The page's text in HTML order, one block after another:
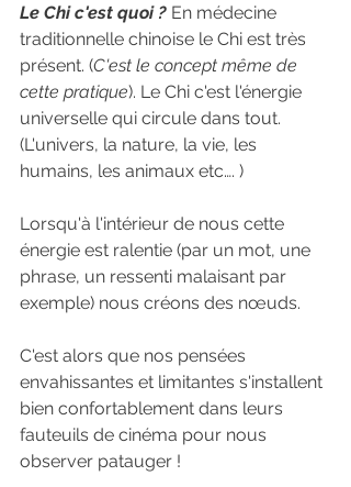
Le Chi c'est quoi ? En médecine
traditionnelle chinoise le Chi est très
présent. (C'est le concept même de
cette pratique). Le Chi c'est l'énergie
universelle qui circule dans tout.
(L'univers, la nature, la vie, les
humains, les animaux etc…. )
Lorsqu'à l'intérieur de nous cette
énergie est ralentie (par un mot, une
phrase, un ressenti malaisant par
exemple) nous créons des nœuds.
C'est alors que nos pensées
envahissantes et limitantes s'installent
bien confortablement dans leurs
fauteuils de cinéma pour nous
observer patauger !